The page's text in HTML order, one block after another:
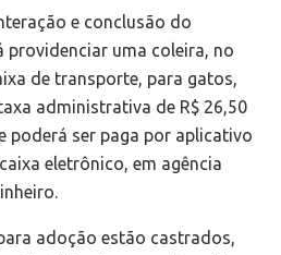
e conclusão do
providenciar uma coleira, no
de transporte, para gatos,
administrativa de R$ 26,50
poderá ser paga por aplicativo
eletrônico, em agência
adoção estão castrados,